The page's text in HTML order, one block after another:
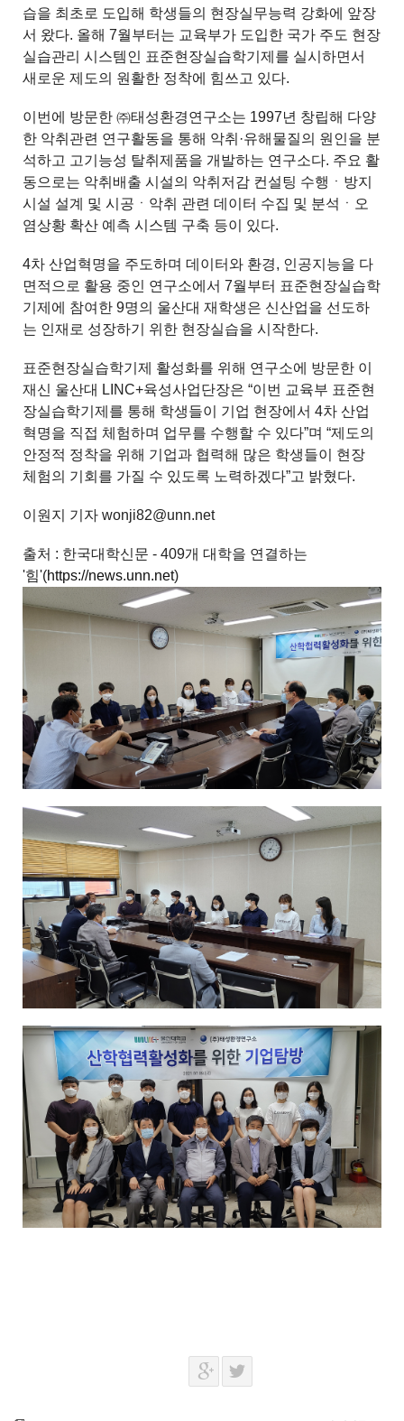
습을 최초로 도입해 학생들의 현장실무능력 강화에 앞장
서 왔다. 올해 7월부터는 교육부가 도입한 국가 주도 현장
실습관리 시스템인 표준현장실습학기제를 실시하면서
새로운 제도의 원활한 정착에 힘쓰고 있다.
이번에 방문한 ㈜태성환경연구소는 1997년 창립해 다양
한 악취관련 연구활동을 통해 악취·유해물질의 원인을 분
석하고 고기능성 탈취제품을 개발하는 연구소다. 주요 활
동으로는 악취배출 시설의 악취저감 컨설팅 수행ㆍ방지
시설 설계 및 시공ㆍ악취 관련 데이터 수집 및 분석ㆍ오
염상황 확산 예측 시스템 구축 등이 있다.
4차 산업혁명을 주도하며 데이터와 환경, 인공지능을 다
면적으로 활용 중인 연구소에서 7월부터 표준현장실습학
기제에 참여한 9명의 울산대 재학생은 신산업을 선도하
는 인재로 성장하기 위한 현장실습을 시작한다.
표준현장실습학기제 활성화를 위해 연구소에 방문한 이
재신 울산대 LINC+육성사업단장은 “이번 교육부 표준현
장실습학기제를 통해 학생들이 기업 현장에서 4차 산업
혁명을 직접 체험하며 업무를 수행할 수 있다”며 “제도의
안정적 정착을 위해 기업과 협력해 많은 학생들이 현장
체험의 기회를 가질 수 있도록 노력하겠다”고 밝혔다.
이원지 기자 wonji82@unn.net
출처 : 한국대학신문 - 409개 대학을 연결하는
'힘'(https://news.unn.net)